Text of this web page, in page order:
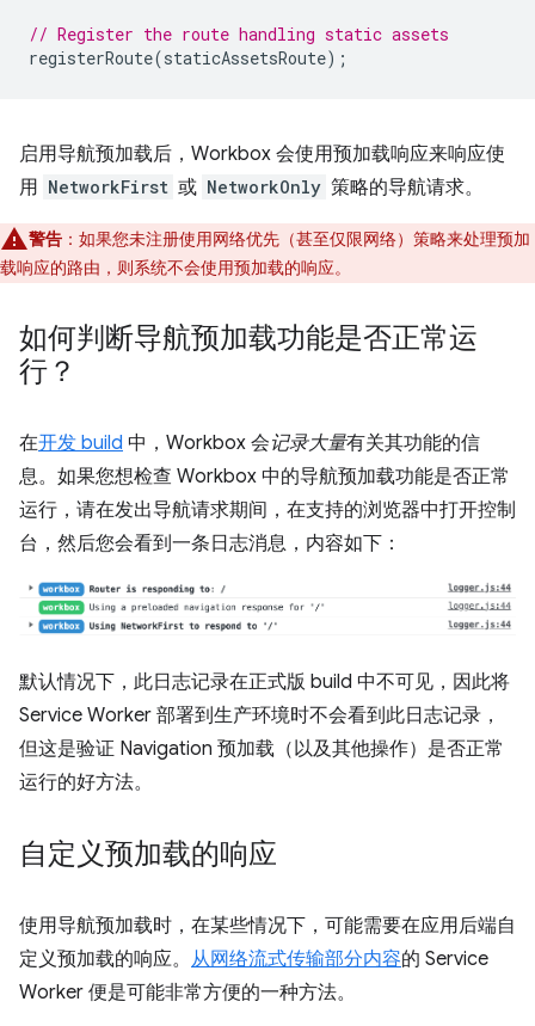
// Register the route handling static assets
registerRoute(staticAssetsRoute);
启用导航预加载后，Workbox 会使用预加载响应来响应使
用 NetworkFirst 或 NetworkOnly 策略的导航请求。
警告 ：如果您未注册使用网络优先（甚至仅限网络）策略来处理预加
载响应的路由，则系统不会使用预加载的响应。
如何判断导航预加载功能是否正常运
行？
在开发 build 中，Workbox 会记录大量有关其功能的信
息。如果您想检查 Workbox 中的导航预加载功能是否正常
运行，请在发出导航请求期间，在支持的浏览器中打开控制
台，然后您会看到一条日志消息，内容如下：
默认情况下，此日志记录在正式版 build 中不可见，因此将
Service Worker 部署到生产环境时不会看到此日志记录，
但这是验证 Navigation 预加载（以及其他操作）是否正常
运行的好方法。
自定义预加载的响应
使用导航预加载时，在某些情况下，可能需要在应用后端自
定义预加载的响应。 从网络流式传输部分内容的 Service
Worker 便是可能非常方便的一种方法。